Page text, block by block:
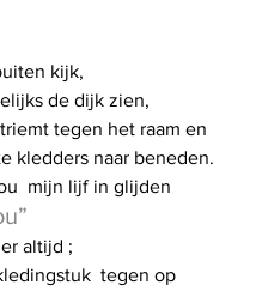
kijk,
de dijk zien,
tegen het raam en
kledders naar beneden.
mijn lijf in glijden
altijd ;
tegen op